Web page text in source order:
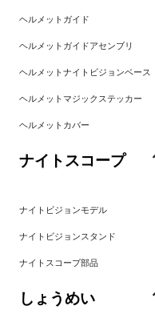
ヘルメットガイド
ヘルメットガイドアセンブリ
ヘルメットナイトビジョンベース
ヘルメットマジックステッカー
ヘルメットカバー
ナイトスコープ
ナイトビジョンモデル
ナイトビジョンスタンド
ナイトスコープ部品
しょうめい